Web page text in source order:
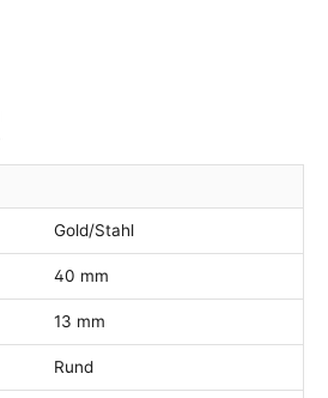
Gold/Stahl
40 mm
13 mm
Rund